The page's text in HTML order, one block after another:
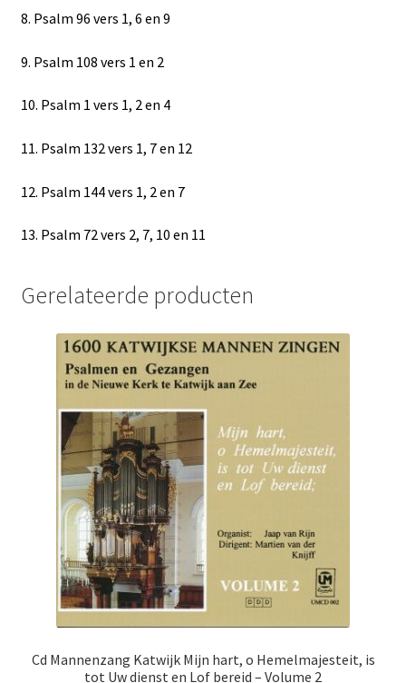
8. Psalm 96 vers 1, 6 en 9
9. Psalm 108 vers 1 en 2
10. Psalm 1 vers 1, 2 en 4
11. Psalm 132 vers 1, 7 en 12
12. Psalm 144 vers 1, 2 en 7
13. Psalm 72 vers 2, 7, 10 en 11
Gerelateerde producten
Cd Mannenzang Katwijk Mijn hart, o Hemelmajesteit, is
tot Uw dienst en Lof bereid – Volume 2